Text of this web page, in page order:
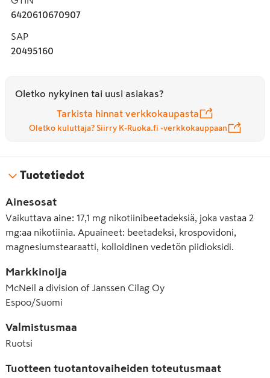
6420610670907
SAP
20495160
Oletko nykyinen tai uusi asiakas?
Tarkista hinnat verkkokaupasta
Oletko kuluttaja? Siirry K-Ruoka.fi -verkkokauppaan
Tuotetiedot
Ainesosat
Vaikuttava aine: 17,1 mg nikotiinibeetadeksiä, joka vastaa 2
mg:aa nikotiinia. Apuaineet: beetadeksi, krospovidoni,
magnesiumstearaatti, kolloidinen vedetön piidioksidi.
Markkinoija
McNeil a division of Janssen Cilag Oy
Espoo/Suomi
Valmistusmaa
Ruotsi
Tuotteen tuotantovaiheiden toteutusmaat